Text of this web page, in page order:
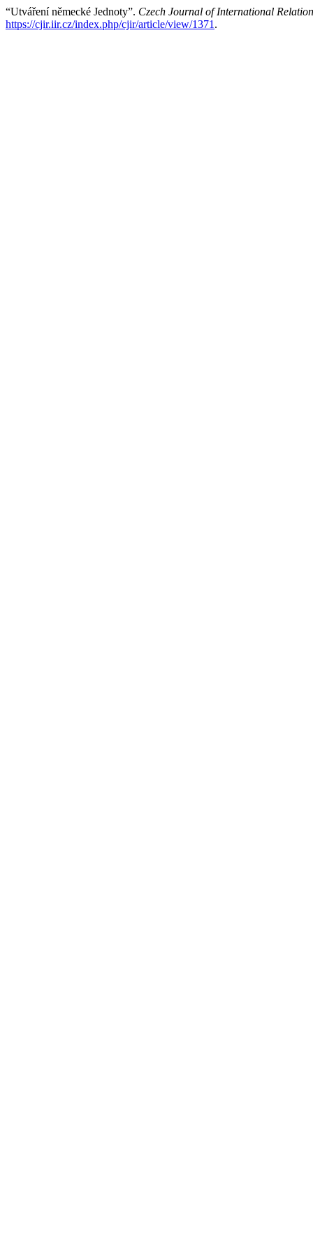
“Utváření německé Jednoty”. Czech Journal of International
https://cjir.iir.cz/index.php/cjir/article/view/1371 .